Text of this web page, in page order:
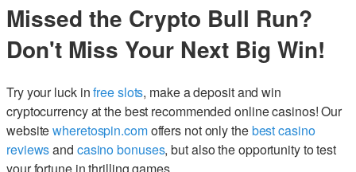
Missed the Crypto Bull Run?
Don't Miss Your Next Big Win!
Try your luck infree slots, make a deposit and win
cryptocurrency at the best recommended online casinos! Our
websitewheretospin.comoffers not only thebest casino
reviewsand casino bonuses, but also the opportunity to test